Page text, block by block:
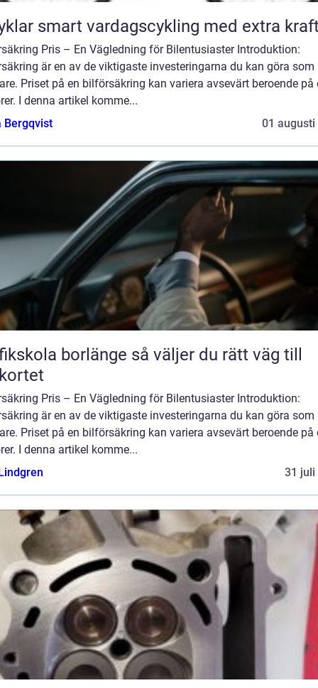
Elcyklar smart vardagscykling med extra
Pris – En Vägledning för Bilentusiaster Introduktion:
är en av de viktigaste investeringarna du kan göra som
Priset på en bilförsäkring kan variera avsevärt beroende på
I denna artikel komme...
Bergqvist
01 augusti
borlänge så väljer du rätt väg till
Pris – En Vägledning för Bilentusiaster Introduktion:
är en av de viktigaste investeringarna du kan göra som
Priset på en bilförsäkring kan variera avsevärt beroende på
I denna artikel komme...
31 juli